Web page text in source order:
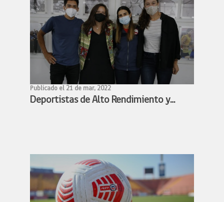
Publicado el 21 de mar, 2022
Deportistas de Alto Rendimiento y
de alto rendimiento